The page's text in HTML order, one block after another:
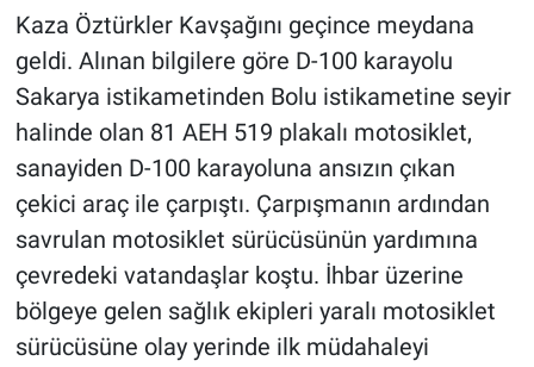
Kaza Öztürkler Kavşağını geçince meydana
geldi. Alınan bilgilere göre D-100 karayolu
Sakarya istikametinden Bolu istikametine seyir
halinde olan 81 AEH 519 plakalı motosiklet,
sanayiden D-100 karayoluna ansızın çıkan
çekici araç ile çarpıştı. Çarpışmanın ardından
savrulan motosiklet sürücüsünün yardımına
çevredeki vatandaşlar koştu. İhbar üzerine
bölgeye gelen sağlık ekipleri yaralı motosiklet
sürücüsüne olay yerinde ilk müdahaleyi